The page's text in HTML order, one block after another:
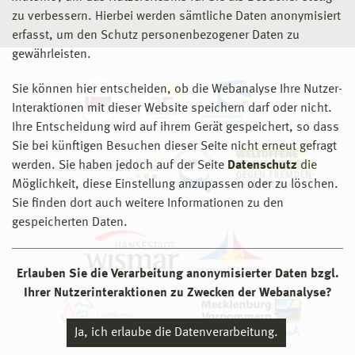
zu verbessern. Hierbei werden sämtliche Daten anonymisiert
erfasst, um den Schutz personenbezogener Daten zu
gewährleisten.
Sie können hier entscheiden, ob die Webanalyse Ihre Nutzer-
Interaktionen mit dieser Website speichern darf oder nicht.
Ihre Entscheidung wird auf ihrem Gerät gespeichert, so dass
Sie bei künftigen Besuchen dieser Seite nicht erneut gefragt
werden. Sie haben jedoch auf der Seite Datenschutz die
Möglichkeit, diese Einstellung anzupassen oder zu löschen.
Sie finden dort auch weitere Informationen zu den
gespeicherten Daten.
Erlauben Sie die Verarbeitung anonymisierter Daten bzgl.
Ihrer Nutzerinteraktionen zu Zwecken der Webanalyse?
Ja, ich erlaube die Datenverarbeitung.